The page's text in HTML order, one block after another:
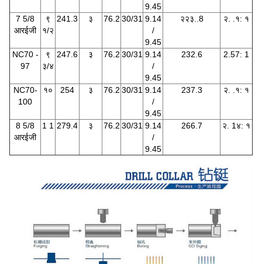
9.45
7 5/8
आरईजी
९
१/२
241.3 ३ 76.2 30/31 9.14
/
9.45
२२३..8 २. .१: १
NC70 -
97
९
३/४
247.6 ३ 76.2 30/31 9.14
/
9.45
232.6 2.57: 1
NC70-
100
१० 254 ३ 76.2 30/31 9.14
/
9.45
237.3 २. .१: १
8 5/8
आरईजी
1 1 279.4 ३ 76.2 30/31 9.14
/
9.45
266.7 २. 1४: १